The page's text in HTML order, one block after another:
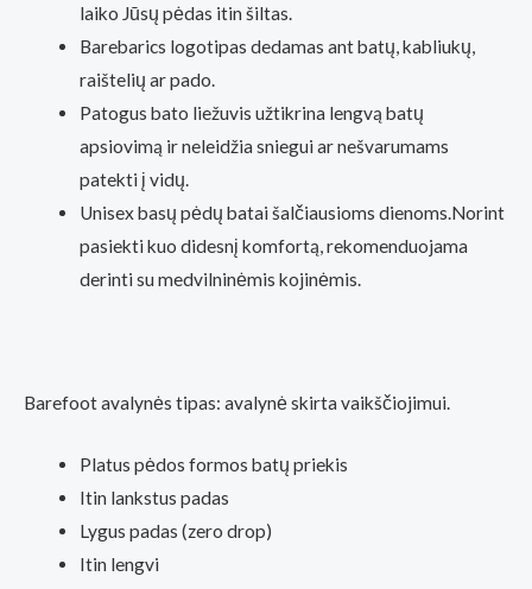
laiko Jūsų pėdas itin šiltas.
Barebarics logotipas dedamas ant batų, kabliukų,
raištelių ar pado.
Patogus bato liežuvis užtikrina lengvą batų
apsiovimą ir neleidžia sniegui ar nešvarumams
patekti į vidų.
Unisex basų pėdų batai šalčiausioms dienoms.Norint
pasiekti kuo didesnį komfortą, rekomenduojama
derinti su medvilninėmis kojinėmis.
Barefoot avalynės tipas: avalynė skirta vaikščiojimui.
Platus pėdos formos batų priekis
Itin lankstus padas
Lygus padas (zero drop)
Itin lengvi